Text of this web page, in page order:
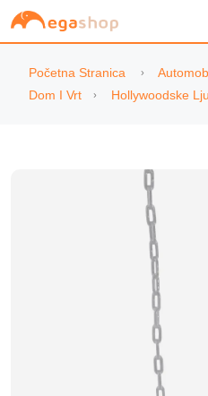
Početna Stranica
Dom I Vrt
Hollywoodske